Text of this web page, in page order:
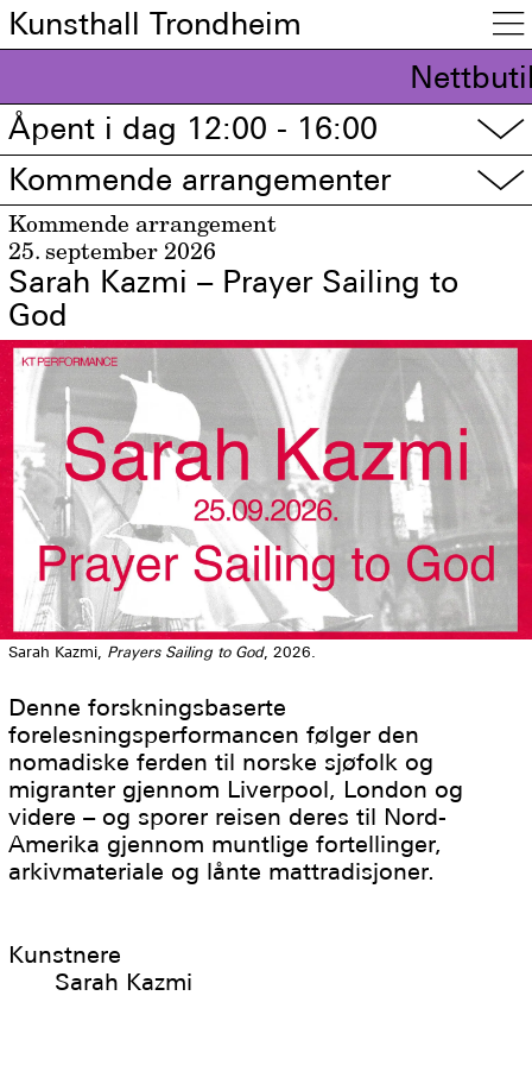
Kunsthall Trondheim 
Åpent i dag 12:00 - 16:00
▽
Kommende arrangementer ▽
Kommende arrangement
25. september 2026
Sarah Kazmi – Prayer Sailing to
God
Sarah Kazmi, Prayers Sailing to God, 2026.
Denne forskningsbaserte
forelesningsperformancen følger den
nomadiske ferden til norske sjøfolk og
migranter gjennom Liverpool, London og
videre – og sporer reisen deres til Nord-
Amerika gjennom muntlige fortellinger,
arkivmateriale og lånte mattradisjoner.
Kunstnere
Sarah Kazmi